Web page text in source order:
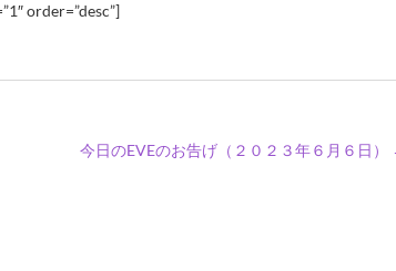
order=”desc”]
今日のEVEのお告げ（２０２３年６月６日）